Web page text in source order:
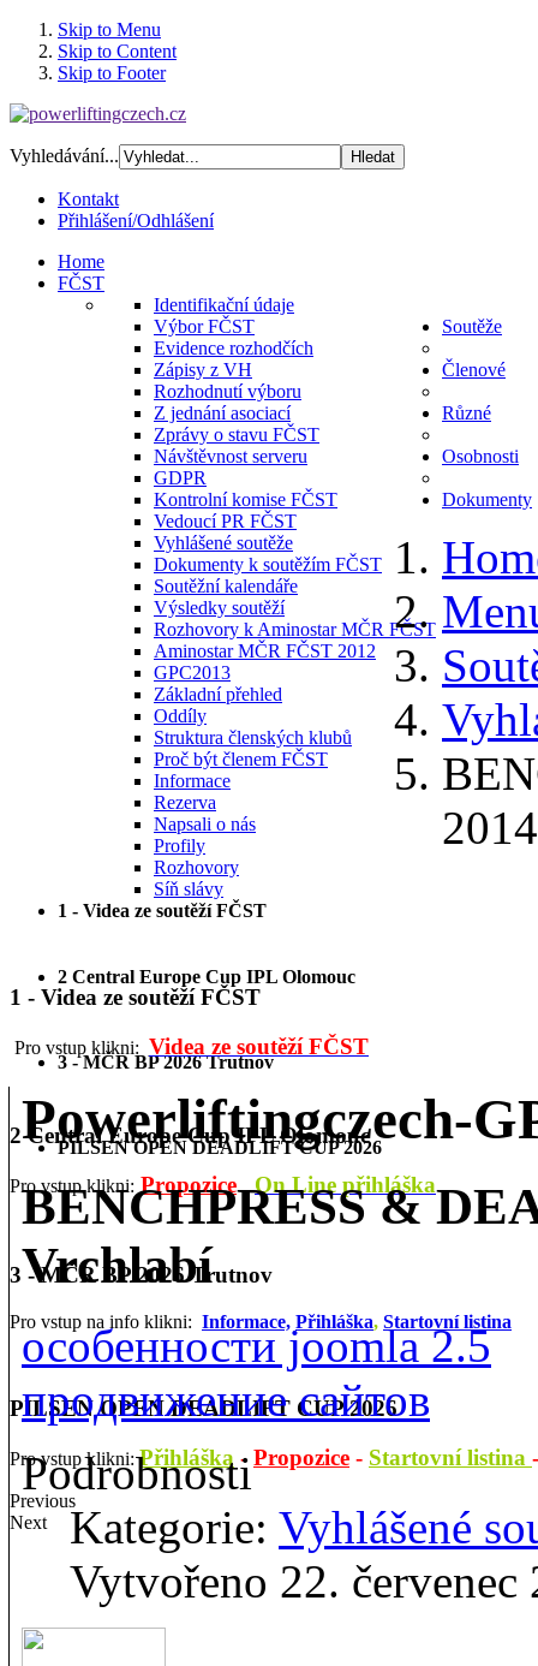
Skip to Menu
Skip to Content
Skip to Footer
Vyhledávání...
Kontakt
Přihlášení/Odhlášení
Home
FČST
Identifikační údaje
Výbor FČST
Evidence rozhodčích
Zápisy z VH
Rozhodnutí výboru
Z jednání asociací
Zprávy o stavu FČST
Návštěvnost serveru
GDPR
Kontrolní komise FČST
Vedoucí PR FČST
Soutěže
Vyhlášené soutěže
Dokumenty k soutěžím FČST
Soutěžní kalendáře
Výsledky soutěží
Rozhovory k Aminostar MČR FČST
Aminostar MČR FČST 2012
GPC2013
Členové
Základní přehled
Oddíly
Struktura členských klubů
Proč být členem FČST
Různé
Informace
Rezerva
Osobnosti
Napsali o nás
Profily
Rozhovory
Síň slávy
Dokumenty
1 - Videa ze soutěží FČST
2 Central Europe Cup IPL Olomouc
3 - MČR BP 2026 Trutnov
PILSEN OPEN DEADLIFT CUP 2026
1 - Videa ze soutěží FČST
Pro vstup klikni: Videa ze soutěží FČST
2 Central Europe Cup IPL Olomouc
Pro vstup klikni: Propozice On Line přihláška
3 - MČR BP 2026 Trutnov
Pro vstup na info klikni: Informace, Přihláška, Startovní listina
PILSEN OPEN DEADLIFT CUP 2026
Pro vstup klikni:Přihláška -Propozice - Startovní listina
Previous
Next
Powerliftingczech-
BENCHPRESS &
Vrchlabí
особенности joomla 2.5
продвижение сайтов
Podrobnosti
Kategorie: Vyhlášené
Vytvořeno 22. červenec